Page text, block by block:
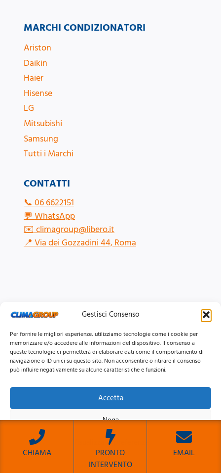
Gestisci Consenso
Per fornire le migliori esperienze, utilizziamo tecnologie come i cookie per
memorizzare e/o accedere alle informazioni del dispositivo. Il consenso a
queste tecnologie ci permetterà di elaborare dati come il comportamento di
navigazione o ID unici su questo sito. Non acconsentire o ritirare il consenso
può influire negativamente su alcune caratteristiche e funzioni.
Accetta
Nega
Visualizza le preferenze
Cookie PolicyPrivacy Policy
CONTATTI
📞06 6622151
💬WhatsApp
✉️climagroup@libero.it
📍Via dei Gozzadini 44, Roma
MARCHI CONDIZIONATORI
Ariston
Daikin
Haier
Hisense
LG
Mitsubishi
Samsung
Tutti i Marchi
© 2026 Clima Group Impianti Srls P.IVA: 17771951005
Privacy
CookiePolicy | Mappa del Sito
CHIAMA
PRONTO
INTERVENTO
EMAIL